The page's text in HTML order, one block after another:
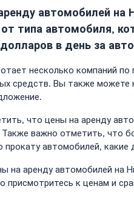
автомобилей на
от типа автомобиля,
в день за
несколько компаний
средств. Вы также
что цены на аренду
Также важно отметить, что
прокату автомобилей,
на аренду автомобилей на
присмотритесь к ценам и